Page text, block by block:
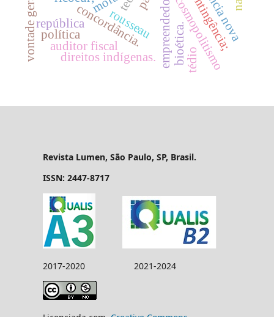
empreendedores.
concordância.
rousseau
república cosmopolitismo
vontade geral direitos indígenas.
contingência;
auditor fiscal
política bioética.tédio
Revista Lumen, São Paulo, SP, Brasil.
ISSN: 2447-8717
2017-2020 2021-2024